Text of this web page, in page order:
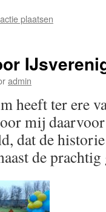
plaatsen
admin
heeft ter ere
mij daarvoor
dat de
de